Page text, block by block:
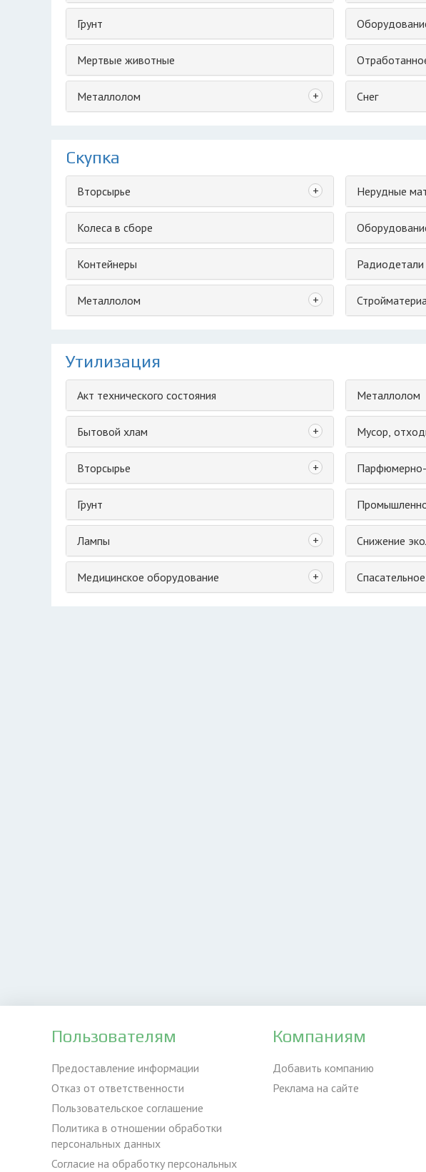
Грунт
Мертвые животные
Металлолом + Снег
Скупка
Вторсырье +
Колеса в сборе
Контейнеры
Металлолом +
Нерудные
Радиодетали
Утилизация
Акт технического состояния
Бытовой хлам +
Вторсырье +
Грунт
Лампы +
Медицинское оборудование +
Металлолом
Мусор,
Парфюмерно-
Снижение
Пользователям
Предоставление информации
Отказ от ответственности
Пользовательское соглашение
Политика в отношении обработки
персональных данных
Согласие на обработку персональных
Компаниям
Добавить компанию
Реклама на сайте